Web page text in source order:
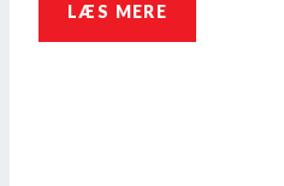
LÆS MERE